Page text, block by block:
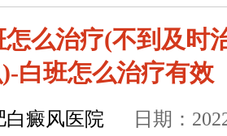
么治疗(不到及时
白班怎么治疗有效
白癜风医院 日期：